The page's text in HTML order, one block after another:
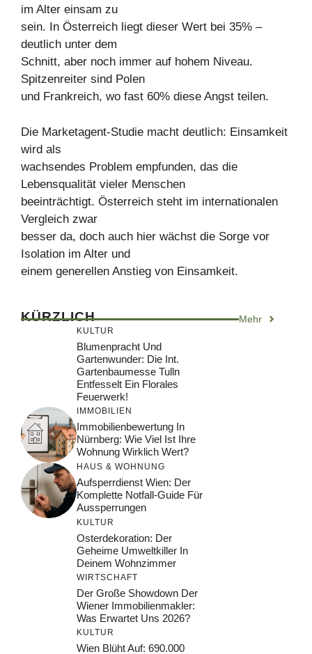
im Alter einsam zu
sein. In Österreich liegt dieser Wert bei 35% –
deutlich unter dem
Schnitt, aber noch immer auf hohem Niveau.
Spitzenreiter sind Polen
und Frankreich, wo fast 60% diese Angst teilen.
Die Marketagent-Studie macht deutlich: Einsamkeit
wird als
wachsendes Problem empfunden, das die
Lebensqualität vieler Menschen
beeinträchtigt. Österreich steht im internationalen
Vergleich zwar
besser da, doch auch hier wächst die Sorge vor
Isolation im Alter und
einem generellen Anstieg von Einsamkeit.
KÜRZLICH Mehr
KULTUR
Blumenpracht Und
Gartenwunder: Die Int.
Gartenbaumesse Tulln
Entfesselt Ein Florales
Feuerwerk!
IMMOBILIEN
Immobilienbewertung In
Nürnberg: Wie Viel Ist Ihre
Wohnung Wirklich Wert?
HAUS & WOHNUNG
Aufsperrdienst Wien: Der
Komplette Notfall-Guide Für
Aussperrungen
KULTUR
Osterdekoration: Der
Geheime Umweltkiller In
Deinem Wohnzimmer
WIRTSCHAFT
Der Große Showdown Der
Wiener Immobilienmakler:
Was Erwartet Uns 2026?
KULTUR
Wien Blüht Auf: 690.000